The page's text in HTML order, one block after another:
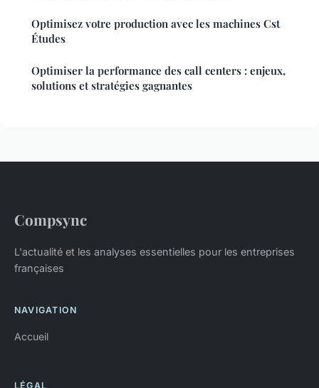
Optimisez votre production avec les machines Cst
Études
Optimiser la performance des call centers : enjeux,
solutions et stratégies gagnantes
Compsync
L'actualité et les analyses essentielles pour les entreprises
françaises
NAVIGATION
Accueil
LÉGAL